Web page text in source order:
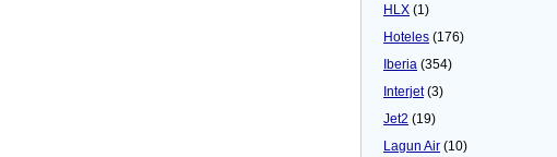
HLX (1)
Hoteles (176)
Iberia (354)
Interjet(3)
Jet2 (19)
Lagun Air (10)